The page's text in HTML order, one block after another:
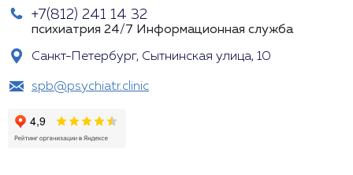
+7(812) 241 14 32
психиатрия 24/7 Информационная служба
Санкт-Петербург, Сытнинская улица, 10
spb@psychiatr.clinic